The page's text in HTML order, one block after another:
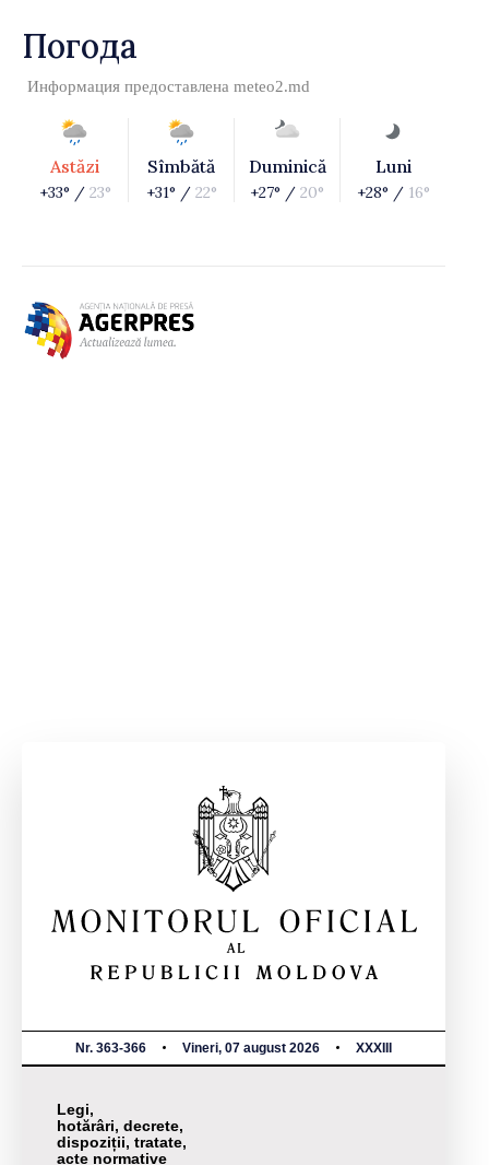
Погода
Информация предоставлена meteo2.md
Astăzi
+33° / 23°
Sîmbătă
+31° / 22°
Duminică
+27° / 20°
Luni
+28° / 16°
Nr. 363-366 Vineri, 07 august 2026 XXXIII
Legi,
hotărâri, decrete,
dispoziții, tratate,
acte normative